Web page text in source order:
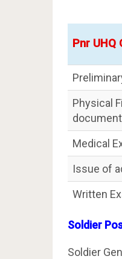
Pnr UHQ
Physical
Medical
Issue of
Written
Soldier
Soldier